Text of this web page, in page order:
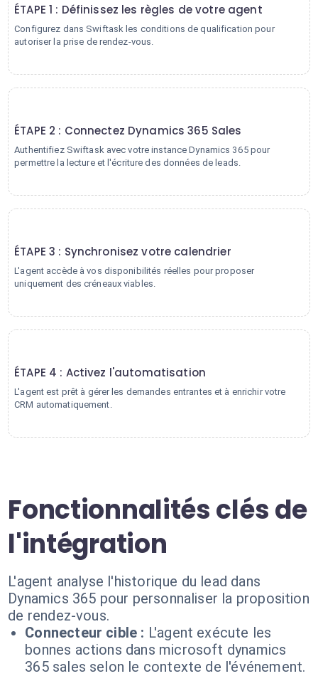
ÉTAPE 1 : Définissez les règles de votre agent
Configurez dans Swiftask les conditions de qualification pour
autoriser la prise de rendez-vous.
ÉTAPE 2 : Connectez Dynamics 365 Sales
Authentifiez Swiftask avec votre instance Dynamics 365 pour
permettre la lecture et l'écriture des données de leads.
ÉTAPE 3 : Synchronisez votre calendrier
L'agent accède à vos disponibilités réelles pour proposer
uniquement des créneaux viables.
ÉTAPE 4 : Activez l'automatisation
L'agent est prêt à gérer les demandes entrantes et à enrichir votre
CRM automatiquement.
Fonctionnalités clés de
l'intégration
L'agent analyse l'historique du lead dans
Dynamics 365 pour personnaliser la proposition
de rendez-vous.
Connecteur cible : L'agent exécute les
bonnes actions dans microsoft dynamics
365 sales selon le contexte de l'événement.